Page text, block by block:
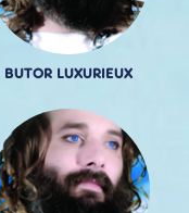
BUTOR LUXURIEUX